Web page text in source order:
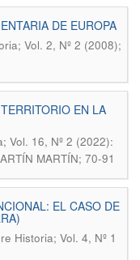
DE EUROPA
Vol. 2, Nº 2 (2008);
EN LA
Vol. 16, Nº 2 (2022):
MARTÍN; 70-91
EL CASO DE
Historia; Vol. 4, Nº 1